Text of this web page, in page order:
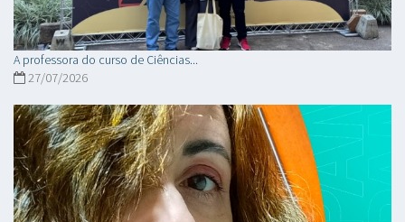
A professora do curso de Ciências...
27/07/2026